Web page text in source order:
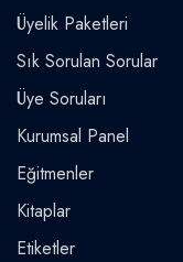
Üyelik Paketleri
Sık Sorulan Sorular
Üye Soruları
Kurumsal Panel
Eğitmenler
Kitaplar
Etiketler